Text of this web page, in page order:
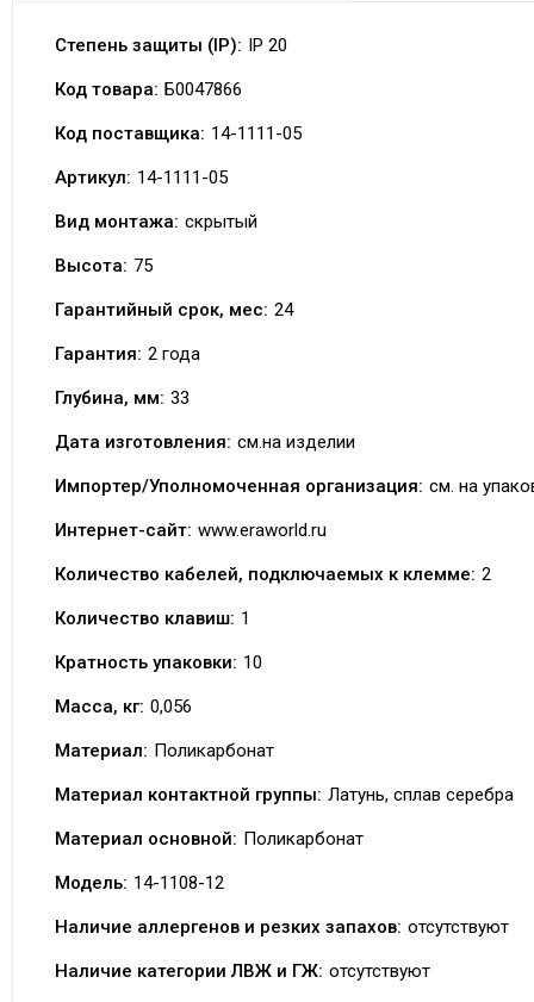
Степень защиты (IP): IP 20
Код товара: Б0047866
Код поставщика: 14-1111-05
Артикул: 14-1111-05
Вид монтажа: скрытый
Высота: 75
Гарантийный срок, мес: 24
Гарантия: 2 года
Глубина, мм: 33
Дата изготовления: см.на изделии
Импортер/Уполномоченная организация: см. на
Интернет-сайт: www.eraworld.ru
Количество кабелей, подключаемых к клемме: 2
Количество клавиш: 1
Кратность упаковки: 10
Масса, кг: 0,056
Материал: Поликарбонат
Материал контактной группы: Латунь, сплав серебра
Материал основной: Поликарбонат
Модель: 14-1108-12
Наличие аллергенов и резких запахов: отсутствуют
Наличие категории ЛВЖ и ГЖ: отсутствуют